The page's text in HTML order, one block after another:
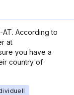
According to
at
you have a
country of